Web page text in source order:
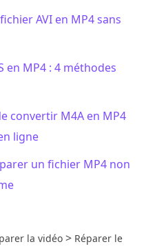
AVI en MP4 sans
en MP4 : 4 méthodes
convertir M4A en MP4
ligne
un fichier MP4 non
la vidéo > Réparer le